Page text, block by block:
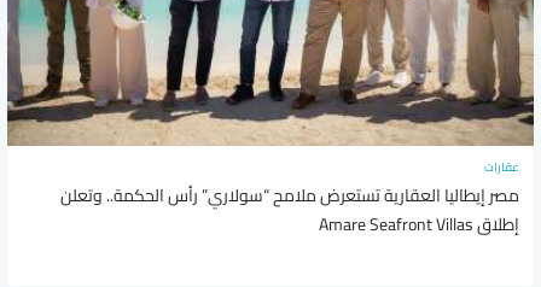
عقارات
مصر إيطاليا العقارية تستعرض ملامح “سولاري” رأس الحكمة.. وتعلن
إطلاق Amare Seafront Villas